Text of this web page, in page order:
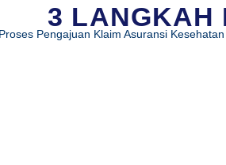
3 LANGKAH
Pengajuan Klaim Asuransi